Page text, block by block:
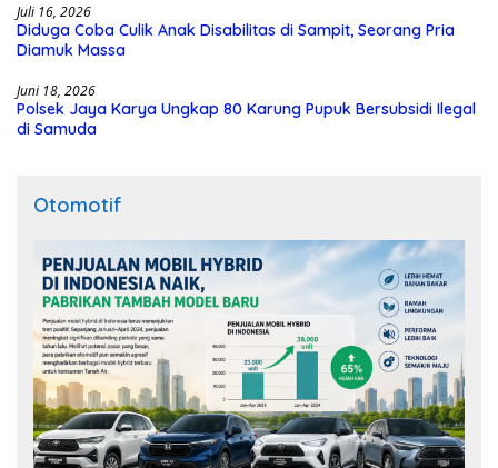
Juli 16, 2026
Diduga Coba Culik Anak Disabilitas di Sampit, Seorang Pria
Diamuk Massa
Juni 18, 2026
Polsek Jaya Karya Ungkap 80 Karung Pupuk Bersubsidi Ilegal
di Samuda
Otomotif